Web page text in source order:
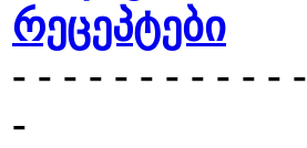
რეცეპტები
- - - - - - - - - - - -
-